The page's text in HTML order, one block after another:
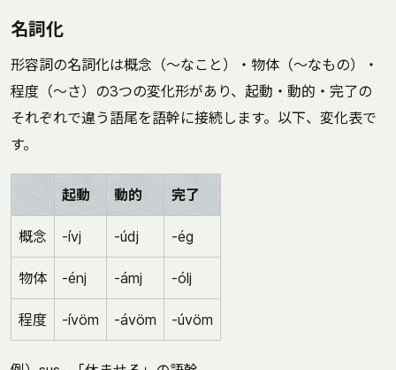
名詞化
形容詞の名詞化は概念（～なこと）・物体（～なもの）・
程度（～さ）の3つの変化形があり、起動・動的・完了の
それぞれで違う語尾を語幹に接続します。以下、変化表で
す。
起動 動的 完了
概念 -ívj -údj -ég
物体 -énj -ámj -ólj
程度 -ívöm -ávöm -úvöm